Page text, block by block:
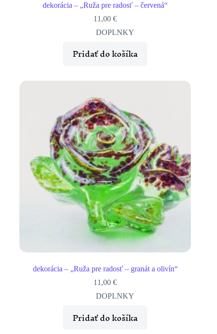
dekorácia – „Ruža pre radosť – červená“
11,00€
DOPLNKY
Pridať do košíka
dekorácia – „Ruža pre radosť – granát a olivín“
11,00€
DOPLNKY
Pridať do košíka